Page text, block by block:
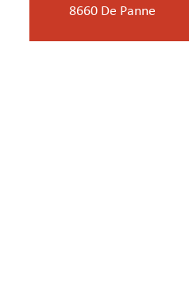
8660 De Panne